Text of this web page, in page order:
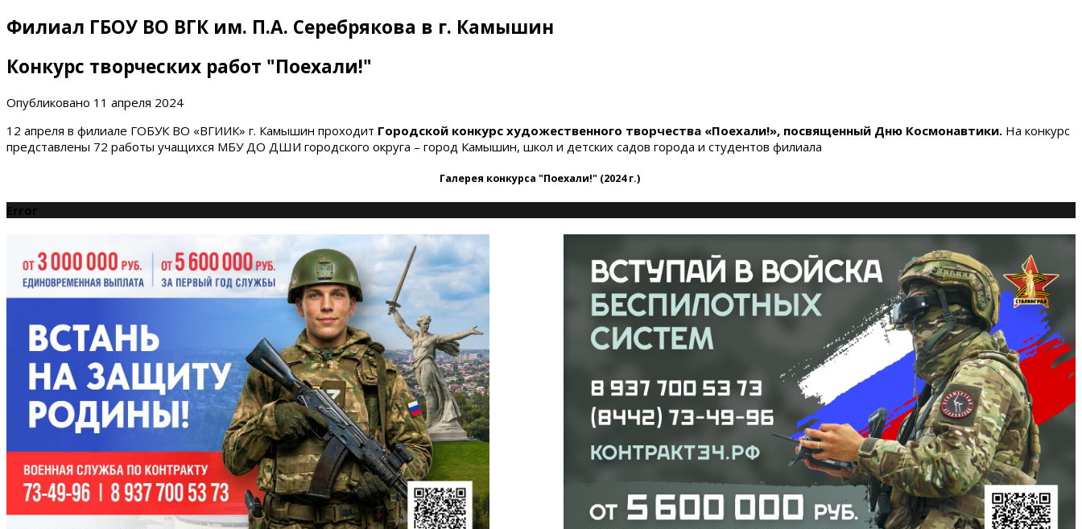
Филиал ГБОУ ВО ВГК им. П.А. Серебрякова в г. Камышин
Конкурс творческих работ "Поехали!"
Опубликовано 11 апреля 2024
12 апреля в филиале ГОБУК ВО «ВГИИК» г. Камышин проходит Городской конкурс художественного творчества «Поехали!», посвященный Дню Космонавтики. На конкурс
представлены 72 работы учащихся МБУ ДО ДШИ городского округа – город Камышин, школ и детских садов города и студентов филиала
Галерея конкурса "Поехали!" (2024 г.)
Error